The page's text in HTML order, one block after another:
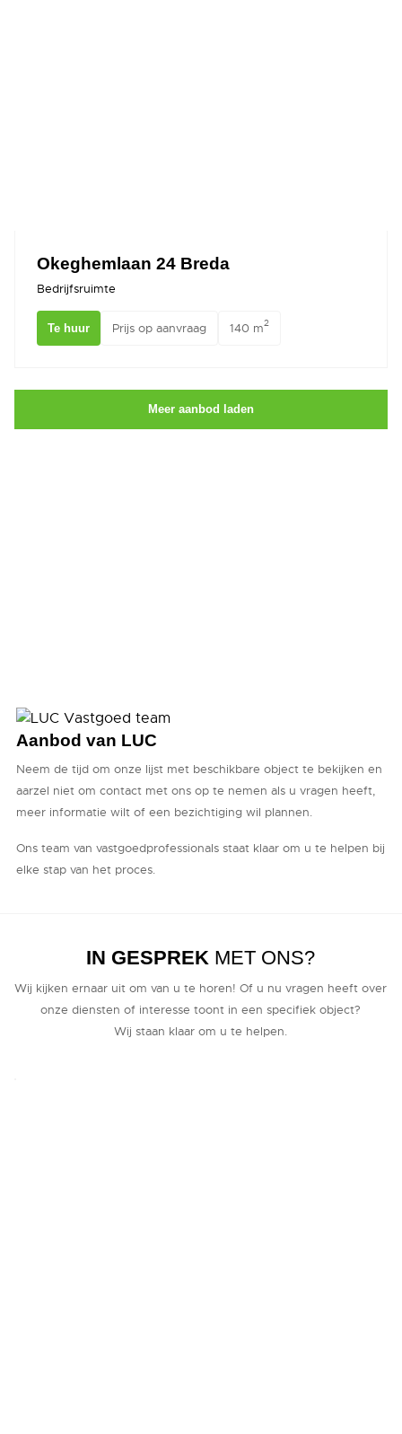
Okeghemlaan 24 Breda
Bedrijfsruimte
Te huur Prijs op aanvraag 140 m2
Meer aanbod laden
Aanbod van LUC
Neem de tijd om onze lijst met beschikbare object te bekijken en
aarzel niet om contact met ons op te nemen als u vragen heeft,
meer informatie wilt of een bezichtiging wil plannen.
Ons team van vastgoedprofessionals staat klaar om u te helpen bij
elke stap van het proces.
IN GESPREK MET ONS?
Wij kijken ernaar uit om van u te horen! Of u nu vragen heeft over
onze diensten of interesse toont in een specifiek object?
Wij staan klaar om u te helpen.